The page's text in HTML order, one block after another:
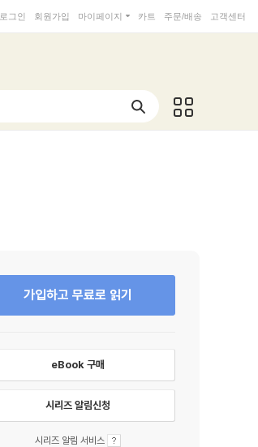
로그인 회원가입 마이페이지 카트 주문/배송 고객센터
가입하고 무료로 읽기
eBook 구매
시리즈 알림신청
시리즈 알림 서비스